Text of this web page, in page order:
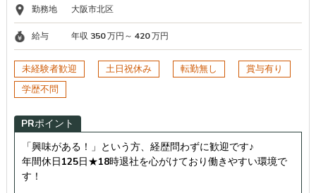
勤務地 大阪市北区
給与 年収 350 万円～ 420 万円
未経験者歓迎 土日祝休み 転勤無し
賞与有り
学歴不問
PRポイント
「興味がある！」という方、経歴問わずに歓迎です♪
年間休日125日★18時退社を心がけており働きやすい環境で
す！